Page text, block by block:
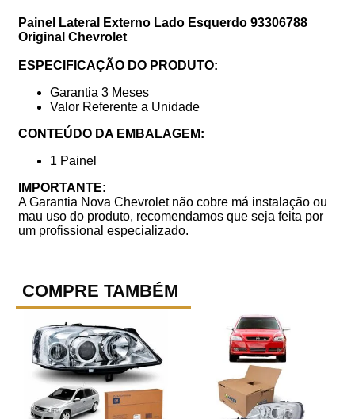
Painel Lateral Externo Lado Esquerdo 93306788
Original Chevrolet
ESPECIFICAÇÃO DO PRODUTO:
Garantia 3 Meses
Valor Referente a Unidade
CONTEÚDO DA EMBALAGEM:
1 Painel
IMPORTANTE:
A Garantia Nova Chevrolet não cobre má instalação ou
mau uso do produto, recomendamos que seja feita por
um profissional especializado.
COMPRE TAMBÉM